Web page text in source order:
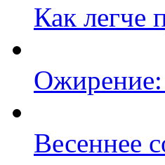
Как легче
Ожирение:
Весеннее